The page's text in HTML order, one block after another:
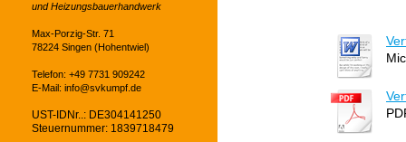
und Heizungsbauerhandwerk
Max-Porzig-Str. 71
78224 Singen (Hohentwiel)
Telefon: +49 7731 909242
E-Mail: info@svkumpf.de
UST-IDNr..: DE304141250
Steuernummer: 1839718479